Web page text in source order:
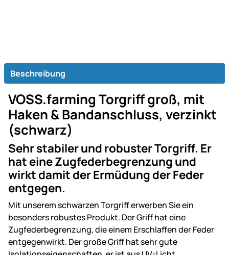
Beschreibung
VOSS.farming Torgriff groß, mit
Haken & Bandanschluss, verzinkt
(schwarz)
Sehr stabiler und robuster Torgriff. Er
hat eine Zugfederbegrenzung und
wirkt damit der Ermüdung der Feder
entgegen.
Mit unserem schwarzen Torgriff erwerben Sie ein
besonders robustes Produkt. Der Griff hat eine
Zugfederbegrenzung, die einem Erschlaffen der Feder
entgegenwirkt. Der große Griff hat sehr gute